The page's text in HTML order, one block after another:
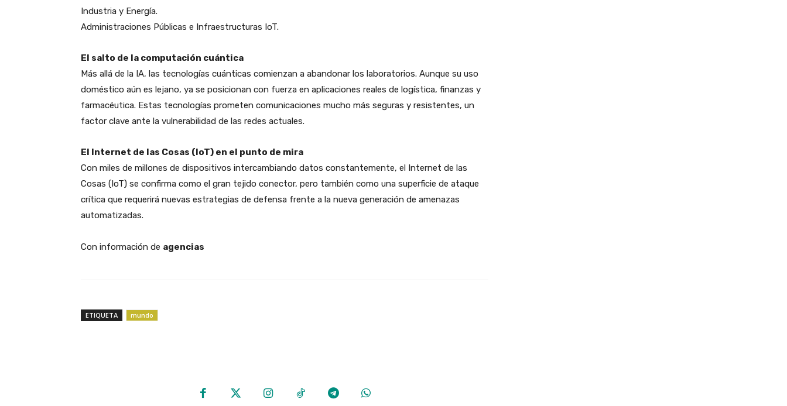
​Industria y Energía.
​Administraciones Públicas e Infraestructuras IoT.
​El salto de la computación cuántica
​Más allá de la IA, las tecnologías cuánticas comienzan a abandonar los laboratorios. Aunque su uso
doméstico aún es lejano, ya se posicionan con fuerza en aplicaciones reales de logística, finanzas y
farmacéutica. Estas tecnologías prometen comunicaciones mucho más seguras y resistentes, un
factor clave ante la vulnerabilidad de las redes actuales.
El Internet de las Cosas (IoT) en el punto de mira
​Con miles de millones de dispositivos intercambiando datos constantemente, el Internet de las
Cosas (IoT) se confirma como el gran tejido conector, pero también como una superficie de ataque
crítica que requerirá nuevas estrategias de defensa frente a la nueva generación de amenazas
automatizadas.
Con información de agencias
ETIQUETA mundo